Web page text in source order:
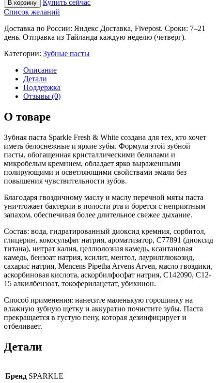
В корзину
Купить сейчас
Список желаний
Доставка по России: Яндекс Доставка, Fivepost. Сроки: 7–21
день. Отправка из Тайланда каждую неделю (четверг).
Категории: Зубные пасты
Описание
Детали
Поддержка
Отзывы (0)
О товаре
Зубная паста Sparkle Fresh & White создана для тех, кто хочет
иметь белоснежные и яркие зубы. Формула этой зубной
пасты, обогащенная кристаллическими белилами и
микробелым кремнием, обладает ярко выраженными
полирующими и осветляющими свойствами эмали без
повышения чувствительности зубов.
Благодаря гвоздичному маслу и маслу перечной мяты паста
уничтожает бактерии в полости рта и борется с неприятным
запахом, обеспечивая более длительное свежее дыхание.
Состав: вода, гидратированный диоксид кремния, сорбитол,
глицерин, кокосульфат натрия, ароматизатор, C77891 (диоксид
титана), нитрат калия, целлюлозная камедь, ксантановая
камедь, бензоат натрия, ксилит, ментол, лаурилглюкозид,
сахарис натрия, Mencens Pipetha Arvens Arven, масло гвоздики,
аскорбиновая кислота, аскорбилфосфат натрия, C142090, C12-
15 алкилбензоат, токоферилацетат, убихинон.
Способ применения: нанесите маленькую горошинку на
влажную зубную щетку и аккуратно почистите зубы. Паста
прекращается в густую пену, которая дезинфицирует и
отбеливает.
Детали
Бренд SPARKLE